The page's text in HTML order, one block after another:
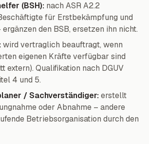
(BSH): nach ASR A2.2
für Erstbekämpfung und
den BSB, ersetzen ihn nicht.
wird vertraglich beauftragt, wenn
eigenen Kräfte verfügbar sind
extern). Qualifikation nach DGUV
4 und 5.
/ Sachverständiger:erstellt
oder Abnahme – andere
Betriebsorganisation durch den